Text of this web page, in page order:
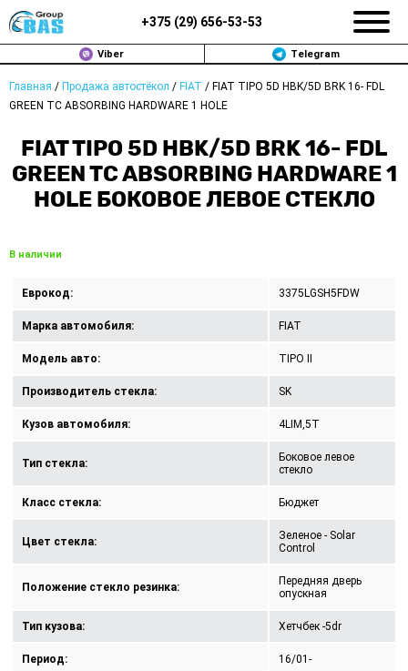
+375 (29) 656-53-53
Viber Telegram
Главная / Продажа автостёкол / FIAT / FIAT TIPO 5D HBK/5D BRK 16- FDL
GREEN TC ABSORBING HARDWARE 1 HOLE
FIAT TIPO 5D HBK/5D BRK 16- FDL
GREEN TC ABSORBING HARDWARE 1
HOLE БОКОВОЕ ЛЕВОЕ СТЕКЛО
В наличии
Еврокод: 3375LGSH5FDW
Марка автомобиля: FIAT
Модель авто: TIPO II
Производитель стекла: SK
Кузов автомобиля: 4LIM,5T
Тип стекла:
Боковое левое
стекло
Класс стекла: Бюджет
Цвет стекла:
Зеленое - Solar
Control
Положение стекло резинка:
Передняя дверь
опускная
Тип кузова: Хетчбек -5dr
Период: 16/01-
ЗАМЕНА АВТОСТЕКОЛ В МИНСКЕ
ПРОДАЖА АВТОСТЁКОЛ
РЕМОНТ
ПОЛИТИКА КОНФИДЕНЦИАЛЬНОСТИ